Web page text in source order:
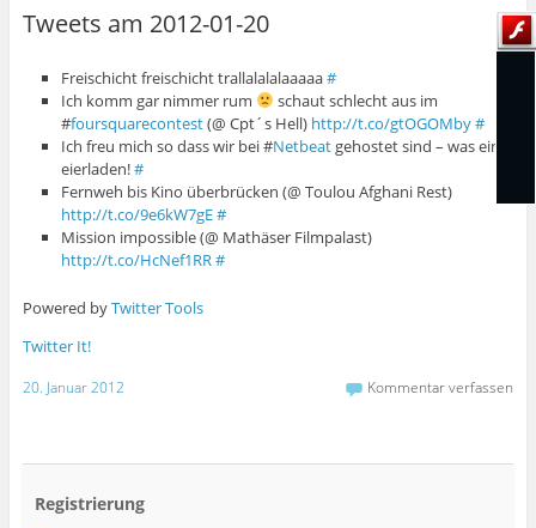
Tweets am 2012-01-20
Freischicht freischicht trallalalalaaaaa#
Ich komm gar nimmer rum
schaut schlecht aus im
#foursquarecontest(@ Cpt´s Hell) http://t.co/gtOGOMby#
Ich freu mich so dass wir bei #Netbeat gehostet sind – was ein
eierladen!#
Fernweh bis Kino überbrücken (@ Toulou Afghani Rest)
http://t.co/9e6kW7gE#
Mission impossible (@ Mathäser Filmpalast)
http://t.co/HcNef1RR#
Powered byTwitter Tools
Twitter It!
20. Januar 2012 Kommentar verfassen
Registrierung